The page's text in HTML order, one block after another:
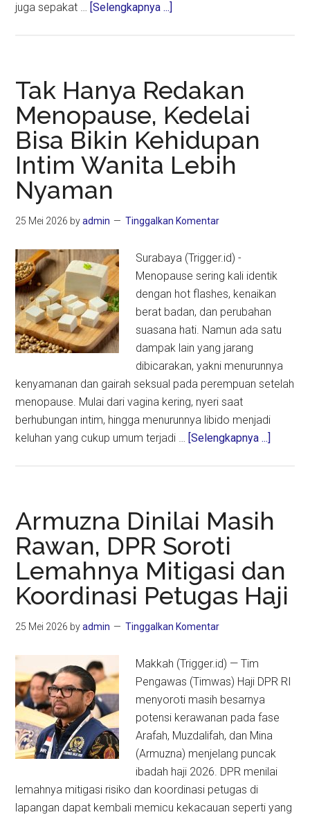
juga sepakat … [Selengkapnya ...]
Capai
Kesepakatan
Awal,
Selat
Hormuz
Dibuka
Tak Hanya Redakan
Menopause, Kedelai
Bisa Bikin Kehidupan
Intim Wanita Lebih
Nyaman
25 Mei 2026 byadmin Tinggalkan Komentar
Surabaya (Trigger.id) -
Menopause sering kali identik
dengan hot flashes, kenaikan
berat badan, dan perubahan
suasana hati. Namun ada satu
dampak lain yang jarang
dibicarakan, yakni menurunnya
kenyamanan dan gairah seksual pada perempuan setelah
menopause. Mulai dari vagina kering, nyeri saat
berhubungan intim, hingga menurunnya libido menjadi
keluhan yang cukup umum terjadi … [Selengkapnya ...]
Kedelai
Bikin
Intim
Armuzna Dinilai Masih
Rawan, DPR Soroti
Lemahnya Mitigasi dan
Koordinasi Petugas Haji
25 Mei 2026 byadmin Tinggalkan Komentar
Makkah (Trigger.id) — Tim
Pengawas (Timwas) Haji DPR RI
menyoroti masih besarnya
potensi kerawanan pada fase
Arafah, Muzdalifah, dan Mina
(Armuzna) menjelang puncak
ibadah haji 2026. DPR menilai
lemahnya mitigasi risiko dan koordinasi petugas di
lapangan dapat kembali memicu kekacauan seperti yang